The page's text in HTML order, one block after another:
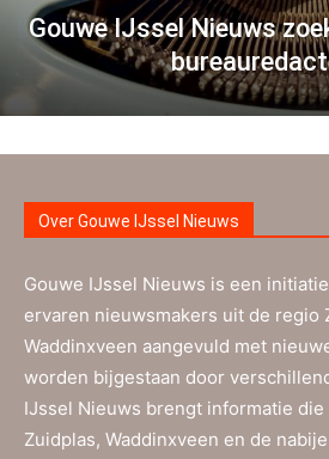
Gouwe IJssel Nieuws
Over Gouwe IJssel Nieuws
Gouwe IJssel Nieuws is een
ervaren nieuwsmakers uit de regio
Waddinxveen aangevuld met
worden bijgestaan door
IJssel Nieuws brengt informatie
Zuidplas, Waddinxveen en de